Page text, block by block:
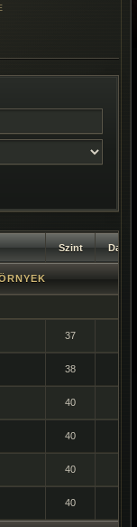
Szint Darab
37
38
40
40
40
40